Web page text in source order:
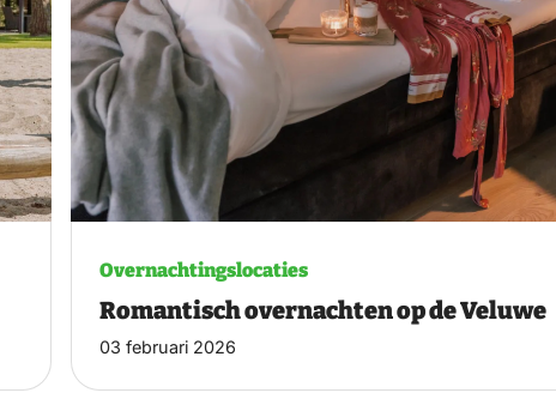
Overnachtingslocaties
Romantisch overnachten op de Veluwe
03 februari 2026